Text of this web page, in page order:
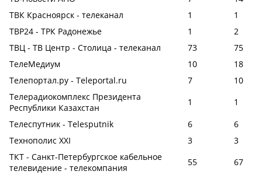
ТВК Красноярск - телеканал
1
1
ТВР24 - ТРК Радонежье
1
2
ТВЦ - ТВ Центр - Столица - телеканал
73
75
ТелеМедиум
10
18
Телепортал.ру - Teleportal.ru
7
10
Телерадиокомплекс Президента
Республики Казахстан
1
1
Телеспутник - Telesputnik
6
6
Технополис ХХI
3
3
ТКТ - Санкт-Петербургское кабельное
телевидение - телекомпания
55
67